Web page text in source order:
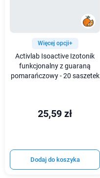
Więcej opcji+
Activlab Isoactive Izotonik
funkcjonalny z guaraną
pomarańczowy - 20 saszetek
25,59 zł
Dodaj do koszyka